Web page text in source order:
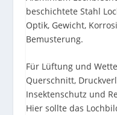
beschichtete Stahl
Optik, Gewicht,
Bemusterung.
Für Lüftung und
Querschnitt,
Insektenschutz und
Hier sollte das